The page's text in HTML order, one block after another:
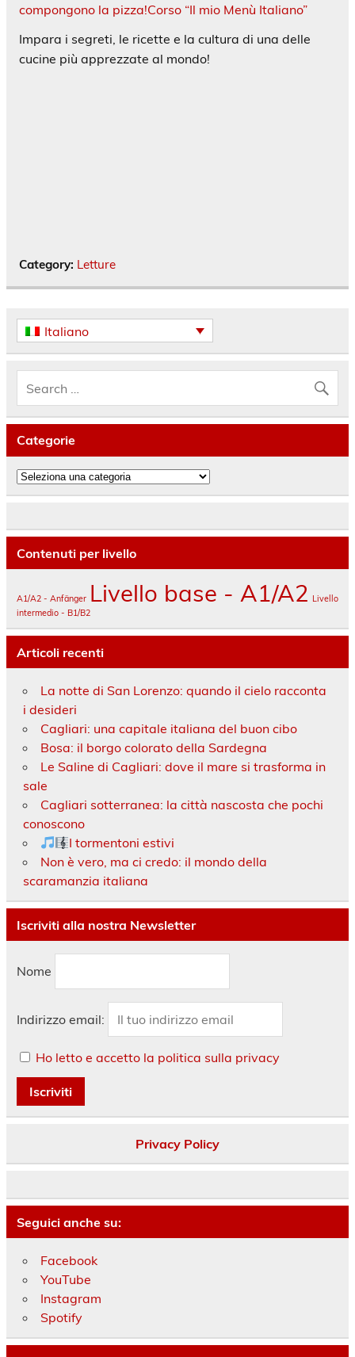
compongono la pizza!Corso “Il mio Menù Italiano”
Impara i segreti, le ricette e la cultura di una delle
cucine più apprezzate al mondo!
Category: Letture
Italiano
Categorie
Categorie
Contenuti per livello
A1/A2 - Anfänger Livello base - A1/A2 Livello
intermedio - B1/B2
Articoli recenti
La notte di San Lorenzo: quando il cielo racconta
i desideri
Cagliari: una capitale italiana del buon cibo
Bosa: il borgo colorato della Sardegna
Le Saline di Cagliari: dove il mare si trasforma in
sale
Cagliari sotterranea: la città nascosta che pochi
conoscono
I tormentoni estivi
Non è vero, ma ci credo: il mondo della
scaramanzia italiana
Iscriviti alla nostra Newsletter
Nome
Indirizzo email:
Ho letto e accetto la politica sulla privacy
Privacy Policy
Seguici anche su:
Facebook
YouTube
Instagram
Spotify